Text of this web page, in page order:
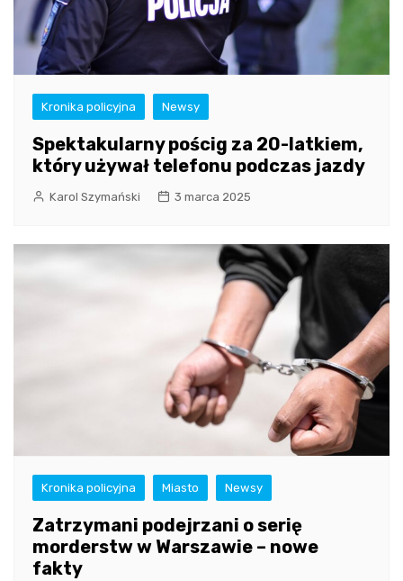
Kronika policyjna Newsy
Spektakularny pościg za 20-latkiem,
który używał telefonu podczas jazdy
Karol Szymański 3 marca 2025
Kronika policyjna Miasto Newsy
Zatrzymani podejrzani o serię
morderstw w Warszawie – nowe
fakty